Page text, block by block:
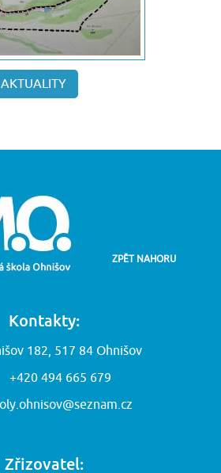
Kontakty:
182, 517 84 Ohnišov
+420 494 665 679
Zřizovatel:
ZPĚT NAHORU